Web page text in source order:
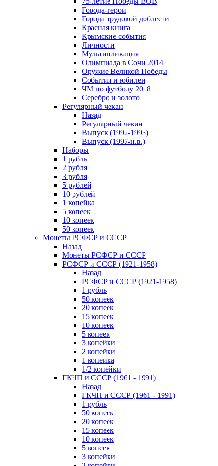
Города-герои
Города трудовой доблести
Красная книга
Крымские события
Личности
Мультипликация
Олимпиада в Сочи 2014
Оружие Великой Победы
События и юбилеи
ЧМ по футболу 2018
Серебро и золото
Регулярный чекан
Назад
Регулярный чекан
Выпуск (1992-1993)
Выпуск (1997-н.в.)
Наборы
1 рубль
2 рубля
3 рубля
5 рублей
10 рублей
1 копейка
5 копеек
10 копеек
50 копеек
Монеты РСФСР и СССР
Назад
Монеты РСФСР и СССР
РСФСР и СССР (1921-1958)
Назад
РСФСР и СССР (1921-1958)
1 рубль
50 копеек
20 копеек
15 копеек
10 копеек
5 копеек
3 копейки
2 копейки
1 копейка
1/2 копейки
ГКЧП и СССР (1961 - 1991)
Назад
ГКЧП и СССР (1961 - 1991)
1 рубль
50 копеек
20 копеек
15 копеек
10 копеек
5 копеек
3 копейки